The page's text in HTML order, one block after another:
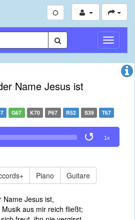
Toggle
Name Jesus ist
G67 K70 P67 R52 S39 T67
1x
Piano Guitare
Name Jesus ist,
aus mir reich fließt;